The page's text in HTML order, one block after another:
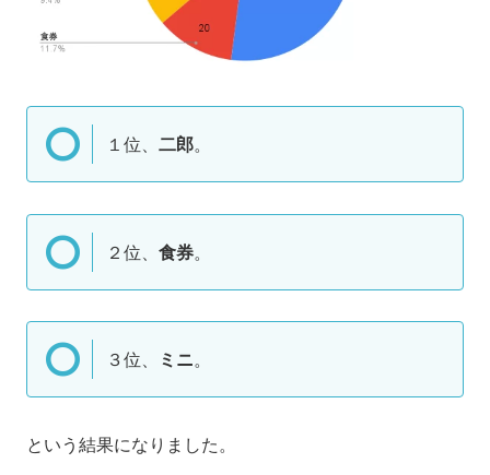
１位、 二郎。
２位、 食券。
３位、 ミニ。
という結果になりました。